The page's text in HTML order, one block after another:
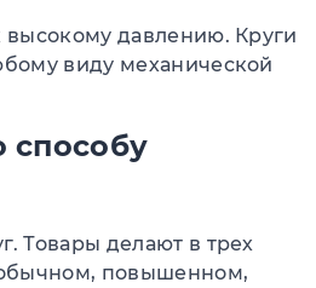
высокому давлению. Круги
виду механической
способу
Товары делают в трех
обычном, повышенном,